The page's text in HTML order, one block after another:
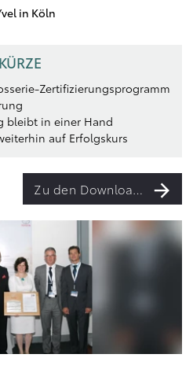
in Köln
Zertifizierungsprogramm
bleibt in einer Hand
auf Erfolgskurs
Zu den Downloads